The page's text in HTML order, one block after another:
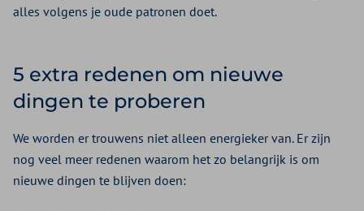
alles volgens je oude patronen doet.
5 extra redenen om nieuwe
dingen te proberen
We worden er trouwens niet alleen energieker van. Er zijn
nog veel meer redenen waarom het zo belangrijk is om
nieuwe dingen te blijven doen: